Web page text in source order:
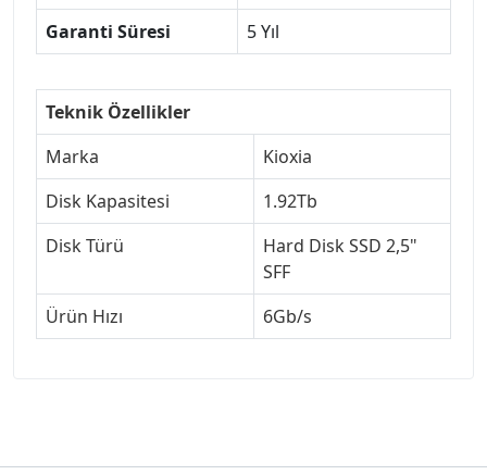
Garanti Süresi
5 Yıl
Teknik Özellikler
Marka
Kioxia
Disk Kapasitesi
1.92Tb
Disk Türü
Hard Disk SSD 2,5"
SFF
Ürün Hızı
6Gb/s